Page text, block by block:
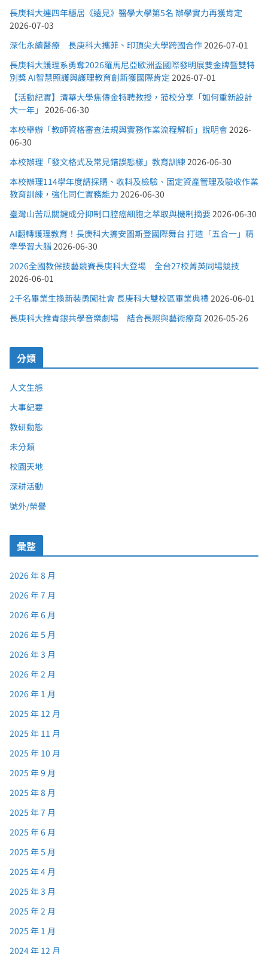
長庚科大連四年穩居《遠見》醫學大學第5名 辦學實力再獲肯定
2026-07-03
深化永續醫療 長庚科大攜菲、印頂尖大學跨國合作2026-07-01
長庚科大護理系勇奪2026羅馬尼亞歐洲盃國際發明展雙金牌暨雙特
別獎 AI智慧照護與護理教育創新獲國際肯定 2026-07-01
【活動紀實】清華大學焦傳金特聘教授，蒞校分享「如何重新設計
大一年」 2026-06-30
本校舉辦「教師資格審查法規與實務作業流程解析」說明會2026-
06-30
本校辦理「發文格式及常見錯誤態樣」教育訓練2026-06-30
本校辦理114學年度請採購、收料及檢驗、固定資產管理及驗收作業
教育訓練，強化同仁實務能力 2026-06-30
臺灣山苦瓜關鍵成分抑制口腔癌細胞之萃取與機制摘要2026-06-30
AI翻轉護理教育！長庚科大攜安圖斯登國際舞台 打造「五合一」精
準學習大腦 2026-06-30
2026全國教保技藝競賽長庚科大登場 全台27校菁英同場競技
2026-06-01
2千名畢業生換新裝勇闖社會 長庚科大雙校區畢業典禮2026-06-01
長庚科大推青銀共學音樂劇場 結合長照與藝術療育 2026-05-26
分類
人文生態
大事紀要
教研動態
未分類
校園天地
深耕活動
號外/榮譽
彙整
2026 年 8 月
2026 年 7 月
2026 年 6 月
2026 年 5 月
2026 年 3 月
2026 年 2 月
2026 年 1 月
2025 年 12 月
2025 年 11 月
2025 年 10 月
2025 年 9 月
2025 年 8 月
2025 年 7 月
2025 年 6 月
2025 年 5 月
2025 年 4 月
2025 年 3 月
2025 年 2 月
2025 年 1 月
2024 年 12 月